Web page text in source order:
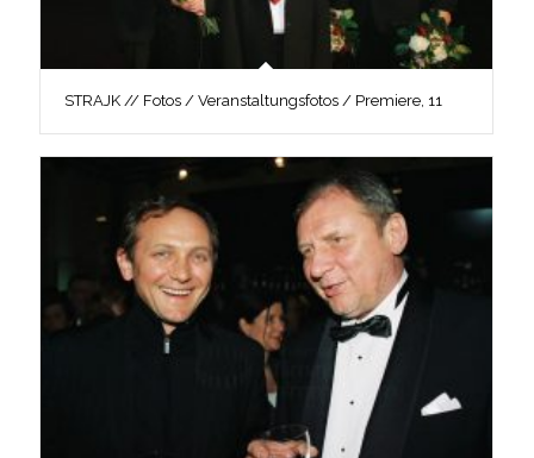
STRAJK // Fotos / Veranstaltungsfotos / Premiere, 11